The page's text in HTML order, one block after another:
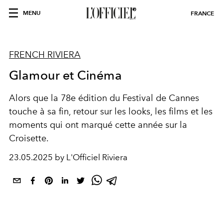
MENU FRANCE
FRENCH RIVIERA
Glamour et Cinéma
Alors que la 78e édition du Festival de Cannes
touche à sa fin, retour sur les looks, les films et les
moments qui ont marqué cette année sur la
Croisette.
23.05.2025 by L'Officiel Riviera